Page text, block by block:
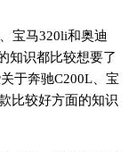
宝马320li和奥迪
知识都比较想要了
于奔驰C200L、宝
比较好方面的知识